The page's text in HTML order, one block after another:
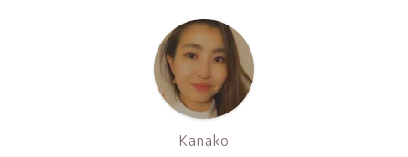
Kanako